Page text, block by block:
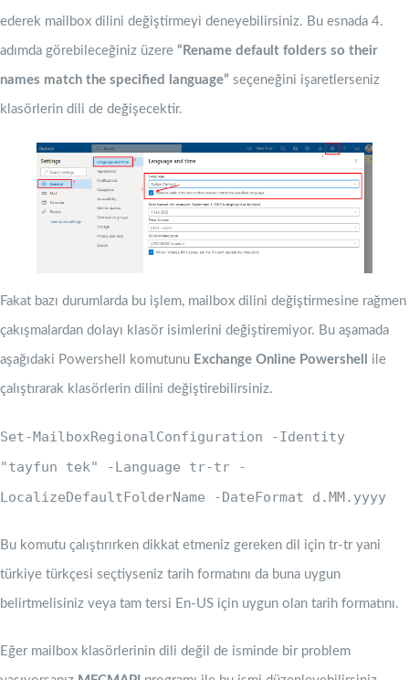
ederek mailbox dilini değiştirmeyi deneyebilirsiniz. Bu esnada 4.
adımda görebileceğiniz üzere “Rename default folders so their
names match the specified language” seçeneğini işaretlerseniz
klasörlerin dili de değişecektir.
Fakat bazı durumlarda bu işlem, mailbox dilini değiştirmesine rağmen
çakışmalardan dolayı klasör isimlerini değiştiremiyor. Bu aşamada
aşağıdaki Powershell komutunu Exchange Online Powershell ile
çalıştırarak klasörlerin dilini değiştirebilirsiniz.
Set-MailboxRegionalConfiguration -Identity
"tayfun tek" -Language tr-tr -
LocalizeDefaultFolderName -DateFormat d.MM.yyyy
Bu komutu çalıştırırken dikkat etmeniz gereken dil için tr-tr yani
türkiye türkçesi seçtiyseniz tarih formatını da buna uygun
belirtmelisiniz veya tam tersi En-US için uygun olan tarih formatını.
Eğer mailbox klasörlerinin dili değil de isminde bir problem